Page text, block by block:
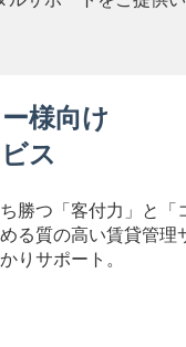
を除き、いかなる第
同意をいただくこ
お申し出により、個
様向け
ス
ち勝つ「客付力」と
る質の高い賃貸管
りサポート。